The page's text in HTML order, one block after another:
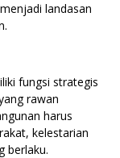
landasan
fungsi strategis
rawan
harus
kelestarian
berlaku.